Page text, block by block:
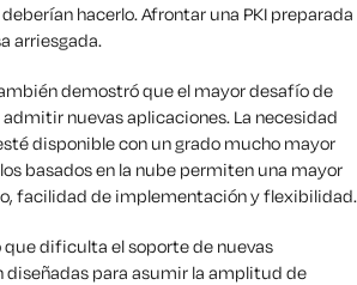
hacerlo. Afrontar una PKI preparada
arriesgada.
demostró que el mayor desafío de
nuevas aplicaciones. La necesidad
disponible con un grado mucho mayor
basados en la nube permiten una mayor
facilidad de implementación y flexibilidad.
que dificulta el soporte de nuevas
diseñadas para asumir la amplitud de